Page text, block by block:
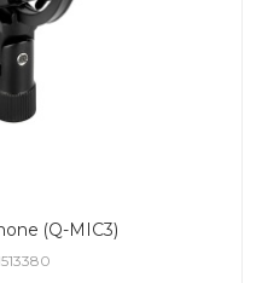
(Q-MIC3)